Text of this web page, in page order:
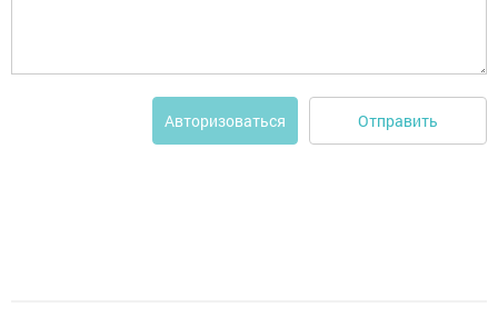
Авторизоваться Отправить